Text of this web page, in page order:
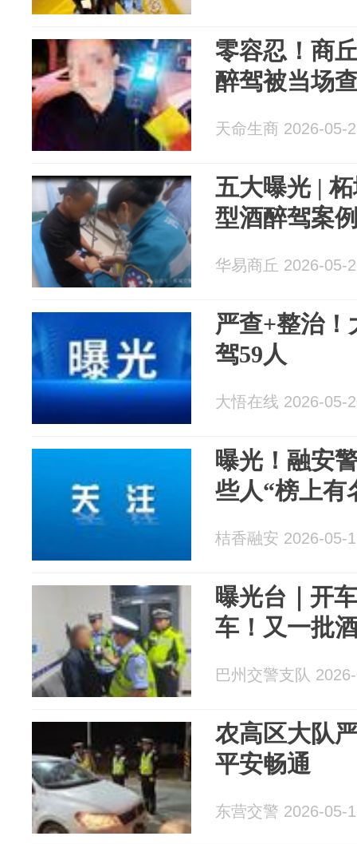
零容忍！商
醉驾被当场
天命生商 2026-05-
五大曝光 |
型酒醉驾案
华易商丘 2026-05-
严查+整治
驾59人
大悟在线 2026-05-
曝光！融安
些人“榜上有
桔香融安 2026-05-
曝光台｜开
车！又一批
巴州交警支队
农高区大队
平安畅通
东营交警 2026-05-